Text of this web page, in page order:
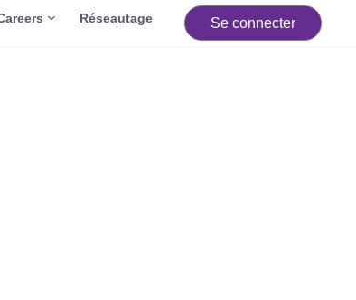
Réseautage Se connecter